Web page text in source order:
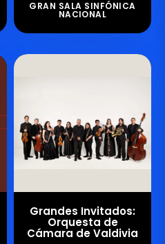
GRAN SALA SINFÓNICA
NACIONAL
Grandes Invitados:
Orquesta de
Cámara de Valdivia